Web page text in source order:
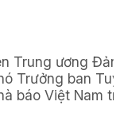
Trung ương
Trưởng ban
báo Việt Nam